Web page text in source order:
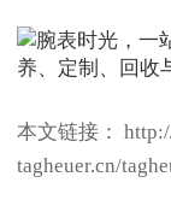
本文链接：
tagheuer.cn/